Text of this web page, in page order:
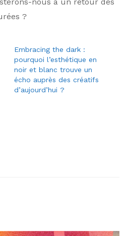
?
Embracing the dark :
pourquoi l’esthétique en
noir et blanc trouve un
écho auprès des créatifs
d’aujourd’hui ?